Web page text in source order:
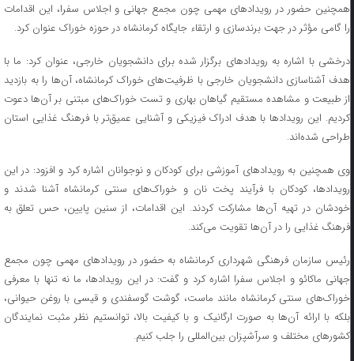
همچنین حضور در رویدادهای مهمی چون مجمع جهانی و اجلاس سفرا، این اقدامات
را گامی مؤثر در جهت برندسازی و ارتقاء جایگاه کرمانشاه در حوزه خوراک عنوان کرد.
درخشی با اشاره به رویدادهای برگزار شده برای دانشجویان خارجی، عنوان کرد: ما با
هدف آشناسازی دانشجویان خارجی با ظرفیت‌های خوراک کرمانشاه، آن‌ها را به بازدید
از طبیعت و مشاهده مستقیم گیاهان بهاری و تست خوراک‌های مبتنی بر آن‌ها دعوت
کردیم. این رویدادها با هدف ادراک فیزیکی و آشنایی عمیق‌تر با فرهنگ غذایی استان
طراحی شده‌اند.
وی همچنین به رویدادهای آموزشی برای کودکان و نوجوانان اشاره کرد و افزود: در این
رویدادها، کودکان با فرآیند پخت نان و خوراک‌های سنتی کرمانشاه آشنا شدند و
خودشان در تهیه آن‌ها مشارکت کردند. این اقدامات، از سنین پایین، حس تعلق به
فرهنگ غذایی را در آن‌ها تقویت می‌کند.
رئیس سازمان فرهنگی شهرداری کرمانشاه به حضور در رویدادهای مهمی چون مجمع
جهانی ماکائو و اجلاس سفرا اشاره کرد و گفت: در این رویدادها، ما نه تنها با معرفی
خوراک‌های سنتی کرمانشاه مانند ماست، گوشت گوسفندی و قیسی با روغن حیوانی،
بلکه با ارائه آن‌ها به صورت ارگانیک و با کیفیت بالا، توانستیم نظر مثبت نمایندگان
کشورهای مختلف و سرآشپزان بین‌المللی را جلب کنیم.